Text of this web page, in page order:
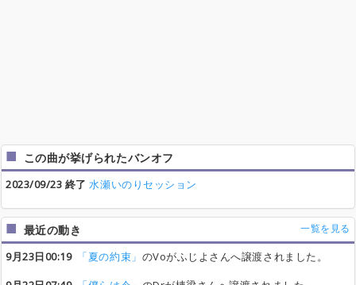
この曲が挙げられたバンオフ
2023/09/23 終了 水瀬いのりセッション
最近の動き 一覧を見る
9月23日00:19 「夏の約束」 のVoがふじよさんへ譲渡されました。